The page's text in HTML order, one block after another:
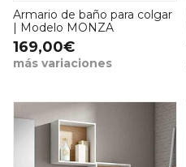
Armario de baño para colgar
| Modelo MONZA
169,00€
más variaciones